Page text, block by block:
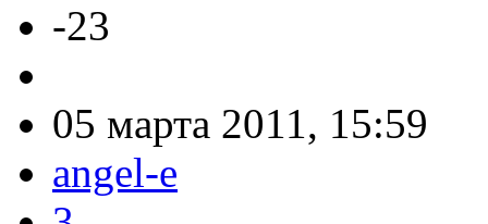
-23
05 марта 2011, 15:59
angel-e